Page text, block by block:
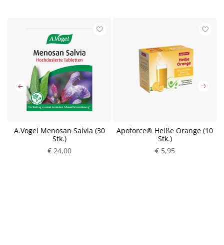
A.Vogel Menosan Salvia (30
Stk.)
€ 24,00
Apoforce® Heiße Orange (10
Stk.)
€ 5,95